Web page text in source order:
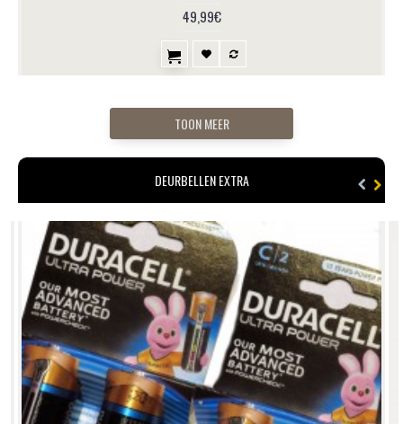
49,99€
TOON MEER
DEURBELLEN EXTRA